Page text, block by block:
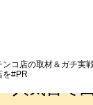
ンコ店の取材＆ガチ実
を#PRジュラ
人気台で